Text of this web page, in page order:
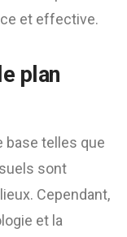
et effective.
plan
base telles que
sont
Cependant,
et la